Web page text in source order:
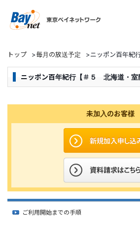
トップ >毎月の放送予定 >ニッポン百年紀行【＃
ニッポン百年紀行【＃５ 北海道・室
未加入のお客様
ご利用開始までの手順